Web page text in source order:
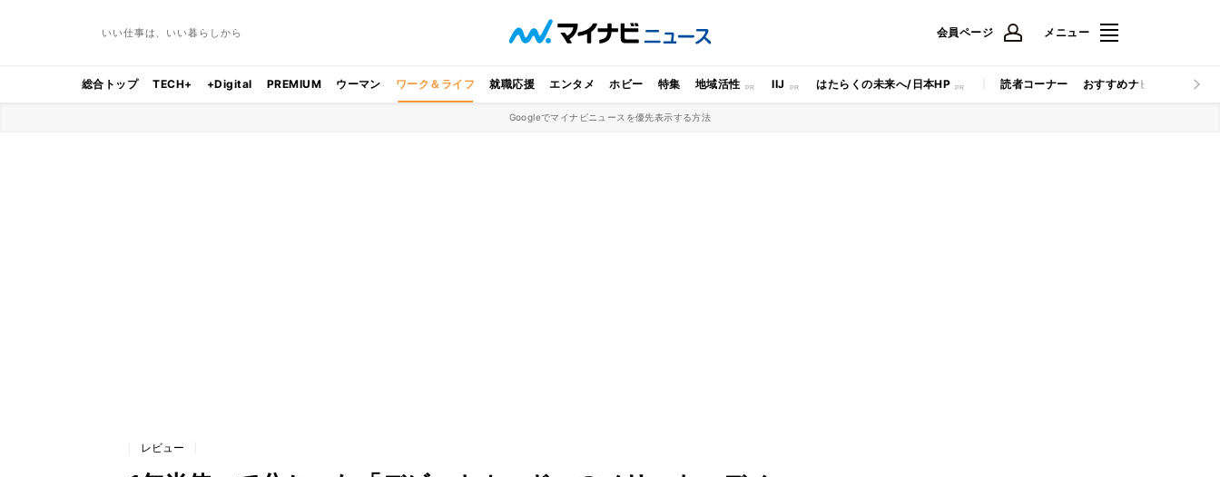
いい仕事は、いい暮らしから 会員ページ メニュー
総合トップ TECH+ +Digital PREMIUM ウーマン ワーク＆ライフ 就職応援 エンタメ ホビー 特集 地域活性 IIJ はたらくの未来へ/日本HP 読者コーナー おすすめナビ マイナビ
Googleでマイナビニュースを優先表示する方法
レビュー